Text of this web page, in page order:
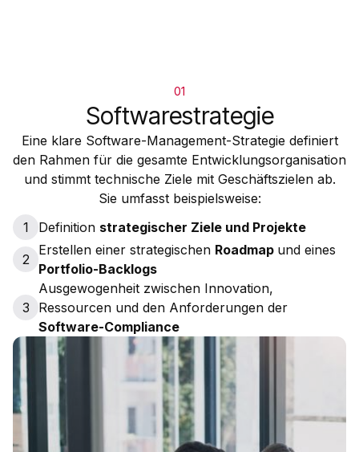
01
Softwarestrategie
Eine klare Software-Management-Strategie definiert
den Rahmen für die gesamte Entwicklungsorganisation
und stimmt technische Ziele mit Geschäftszielen ab.
Sie umfasst beispielsweise:
1
Definition strategischer Ziele und Projekte
2
Erstellen einer strategischen Roadmap und eines
Portfolio-Backlogs
3
Ausgewogenheit zwischen Innovation,
Ressourcen und den Anforderungen der
Software-Compliance